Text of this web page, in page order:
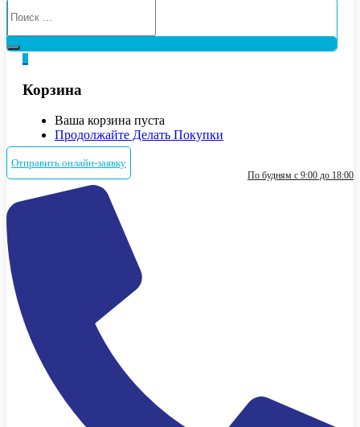
Корзина
Ваша корзина пуста
Продолжайте Делать Покупки
Отправить онлайн-заявку
По будням с 9:00 до 18:00